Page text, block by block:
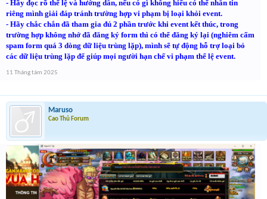
- Hãy đọc rõ thể lệ và hướng dẫn, nếu có gì không hiểu có thể nhắn tin
riêng mình giải đáp tránh trường hợp vi phạm bị loại khỏi event.
- Hãy chắc chắn đã tham gia đủ 2 phần trước khi event kết thúc, trong
trường hợp không nhớ đã đăng ký form thì có thể đăng ký lại (nghiêm cấm
spam form quá 3 dòng dữ liệu trùng lặp), mình sẽ tự động hỗ trợ loại bỏ
các dữ liệu trùng lặp để giúp mọi người hạn chế vi phạm thể lệ event.
11 Tháng tám 2025
Maruso
Cao Thủ Forum